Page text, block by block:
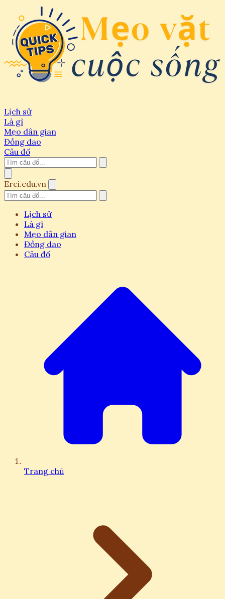
Lịch sử
Là gì
Mẹo dân gian
Đồng dao
Câu đố
Erci.edu.vn
Lịch sử
Là gì
Mẹo dân gian
Đồng dao
Câu đố
Trang chủ